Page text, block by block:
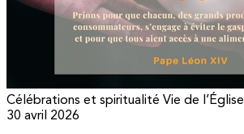
Célébrations et spiritualité Vie de l’Église
30 avril 2026